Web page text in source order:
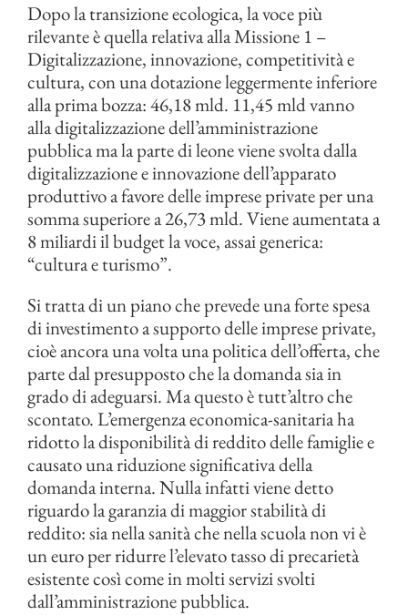
Dopo la transizione ecologica, la voce più
rilevante è quella relativa alla Missione 1 –
Digitalizzazione, innovazione, competitività e
cultura, con una dotazione leggermente inferiore
alla prima bozza: 46,18 mld. 11,45 mld vanno
alla digitalizzazione dell’amministrazione
pubblica ma la parte di leone viene svolta dalla
digitalizzazione e innovazione dell’apparato
produttivo a favore delle imprese private per una
somma superiore a 26,73 mld. Viene aumentata a
8 miliardi il budget la voce, assai generica:
“cultura e turismo”.
Si tratta di un piano che prevede una forte spesa
di investimento a supporto delle imprese private,
cioè ancora una volta una politica dell’offerta, che
parte dal presupposto che la domanda sia in
grado di adeguarsi. Ma questo è tutt’altro che
scontato. L’emergenza economica-sanitaria ha
ridotto la disponibilità di reddito delle famiglie e
causato una riduzione significativa della
domanda interna. Nulla infatti viene detto
riguardo la garanzia di maggior stabilità di
reddito: sia nella sanità che nella scuola non vi è
un euro per ridurre l’elevato tasso di precarietà
esistente così come in molti servizi svolti
dall’amministrazione pubblica.